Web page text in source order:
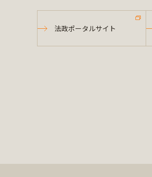
法政ポータルサイト